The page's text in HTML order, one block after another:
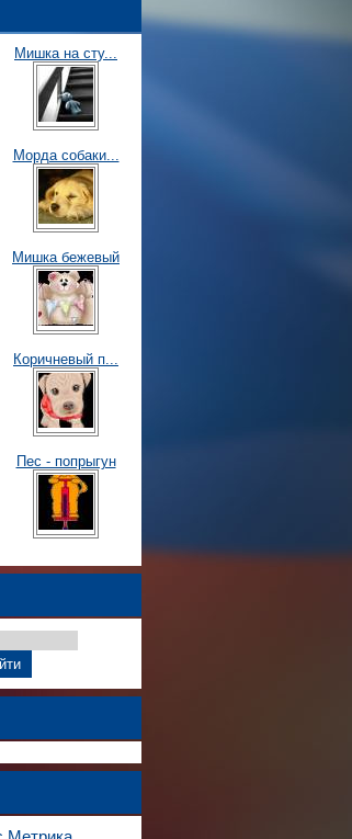
Мишка на сту...
Морда собаки...
Мишка бежевый
Коричневый п...
Пес - попрыгун